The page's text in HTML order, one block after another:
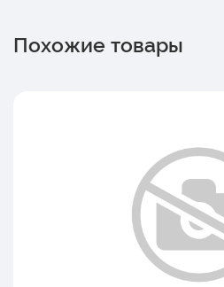
Похожие товары